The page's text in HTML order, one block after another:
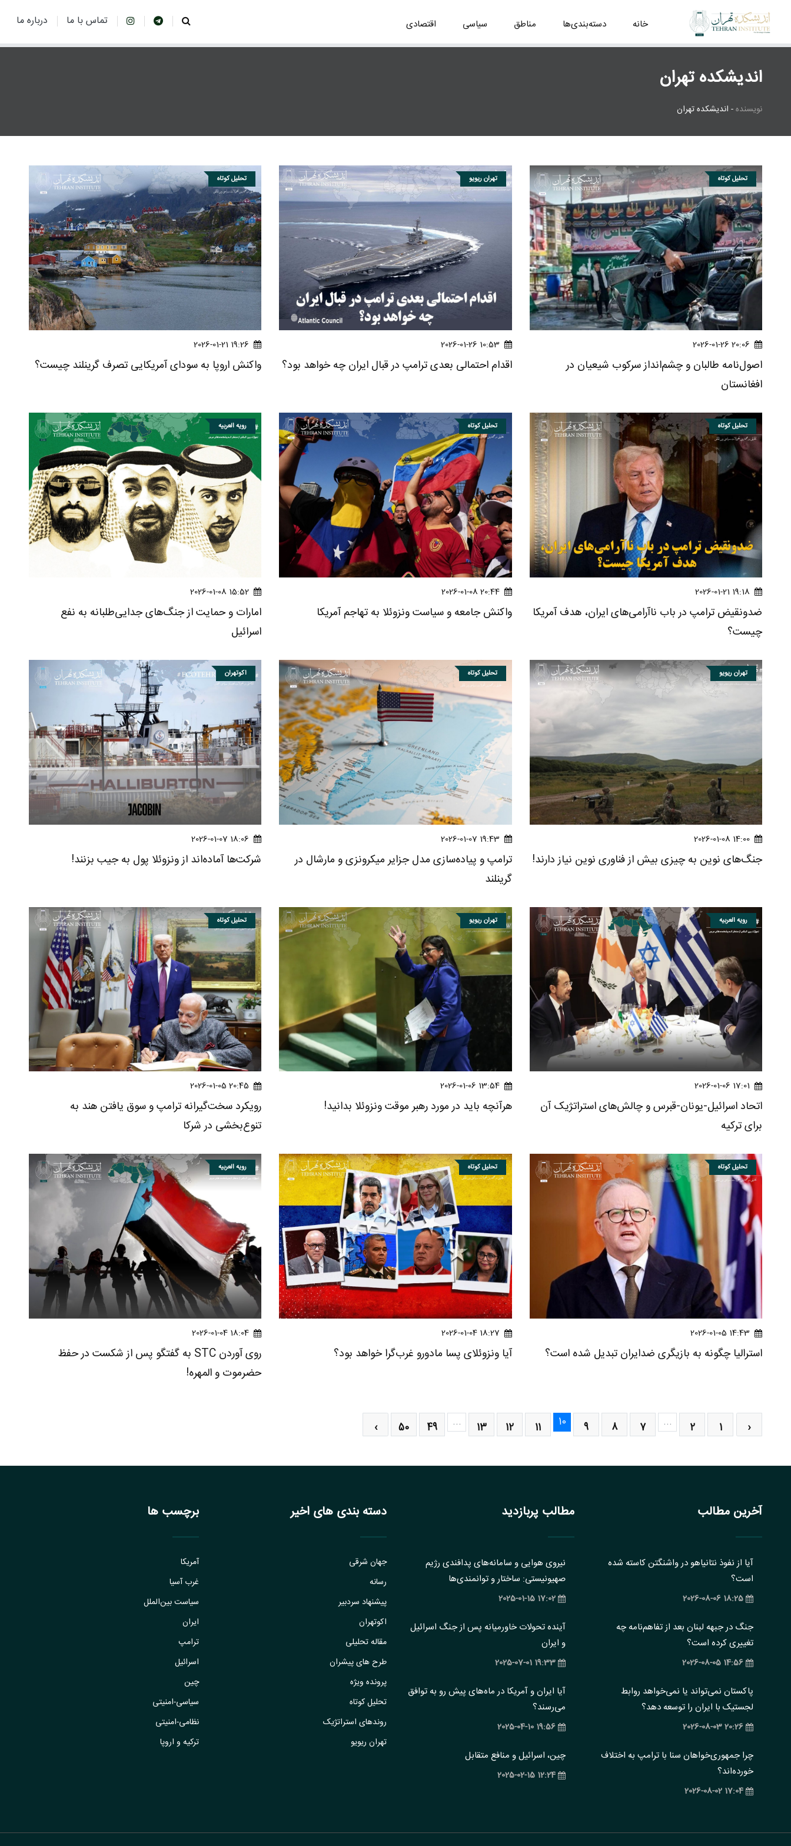
خانه دسته‌بندی‌ها مناطق سیاسی اقتصادی تماس با ما درباره ما
اندیشکده تهران
نویسنده- اندیشکده تهران
تحلیل کوتاه
20:06 2026-01-26
اصول‌نامه طالبان و چشم‌انداز سرکوب شیعیان در
افغانستان
تهران ریویو
10:53 2026-01-26
اقدام احتمالی بعدی ترامپ در قبال ایران چه خواهد بود؟
تحلیل کوتاه
19:26 2026-01-21
واکنش اروپا به سودای آمریکایی تصرف گرینلند چیست؟
تحلیل کوتاه
19:18 2026-01-21
ضدونقیض ترامپ در باب ناآرامی‌های ایران، هدف آمریکا
چیست؟
تحلیل کوتاه
20:44 2026-01-08
واکنش جامعه و سیاست ونزوئلا به تهاجم آمریکا
رویه العربیه
15:52 2026-01-08
امارات و حمایت از جنگ‌های جدایی‌طلبانه به نفع
اسرائیل
تهران ریویو
14:00 2026-01-08
جنگ‌های نوین به چیزی بیش از فناوری نوین نیاز دارند!
تحلیل کوتاه
19:43 2026-01-07
ترامپ و پیاده‌سازی مدل جزایر میکرونزی و مارشال در
گرینلند
اکوتهران
18:06 2026-01-07
شرکت‌ها آماده‌اند از ونزوئلا پول به جیب بزنند!
رویه العربیه
17:01 2026-01-06
اتحاد اسرائیل-یونان-قبرس و چالش‌های استراتژیک آن
برای ترکیه
تهران ریویو
13:54 2026-01-06
هرآنچه باید در مورد رهبر موقت ونزوئلا بدانید!
تحلیل کوتاه
20:45 2026-01-05
رویکرد سخت‌گیرانه ترامپ و سوق یافتن هند به
تنوع‌بخشی در شرکا
تحلیل کوتاه
14:43 2026-01-05
استرالیا چگونه به بازیگری ضدایران تبدیل شده است؟
تحلیل کوتاه
18:27 2026-01-04
آیا ونزوئلای پسا مادورو غرب‌گرا خواهد بود؟
رویه العربیه
18:04 2026-01-04
روی آوردن STC به گفتگو پس از شکست در حفظ
حضرموت و المهره!
‹
1
2
...
7
8
9
10
11
12
13
...
49
50
›
آخرین مطالب
آیا از نفوذ نتانیاهو در واشنگتن کاسته شده
است؟
18:25 2026-08-06
جنگ در جبهه لبنان بعد از تفاهم‌نامه چه
تغییری کرده است؟
14:56 2026-08-05
پاکستان نمی‌تواند یا نمی‌خواهد روابط
لجستیک با ایران را توسعه دهد؟
20:26 2026-08-03
چرا جمهوری‌خواهان سنا با ترامپ به اختلاف
خورده‌اند؟
17:04 2026-08-02
مطالب پربازدید
نیروی هوایی و سامانه‌های پدافندی رژیم
صهیونیستی: ساختار و ‏توانمندی‌ها
17:02 2025-01-15
آینده تحولات خاورمیانه پس از جنگ اسرائیل
و ایران
19:33 2025-07-01
آیا ایران و آمریکا در ماه‌های پیش رو به توافق
می‌رسند؟
19:56 2025-04-10
چین، اسرائیل و منافع متقابل
12:24 2025-02-15
دسته بندی های اخیر
جهان شرقی
رسانه
پیشنهاد سردبیر
اکوتهران
مقاله تحلیلی
طرح های پیشران
پرونده ویژه
تحلیل کوتاه
روندهای استراتژیک
تهران ریویو
برچسب ها
آمریکا
غرب آسیا
سیاست بین‌الملل
ایران
ترامپ
اسرائیل
چین
سیاسی-امنیتی
نظامی-امنیتی
ترکیه و اروپا